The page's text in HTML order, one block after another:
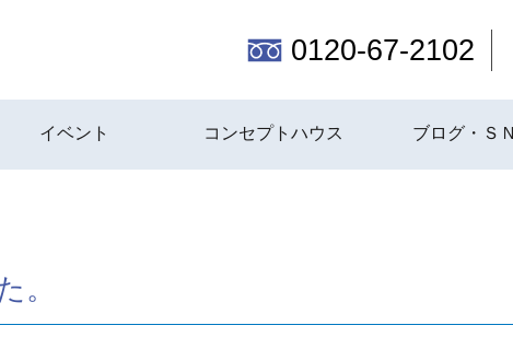
0120-67-2102
イベント コンセプトハウス ブログ・Ｓ
。